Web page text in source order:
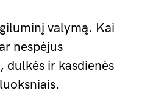
valymą. Kai
nespėjus
dulkės ir kasdienės